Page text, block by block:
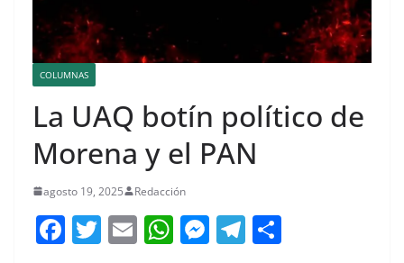
COLUMNAS
La UAQ botín político de
Morena y el PAN
agosto 19, 2025 Redacción
F T E W M T